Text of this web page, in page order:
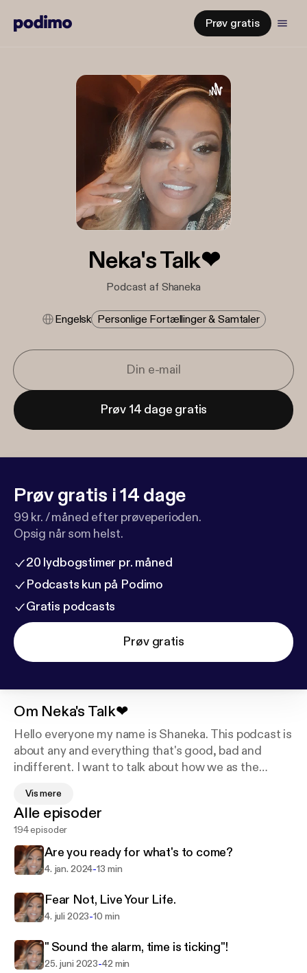
Prøv gratis
Neka's Talk❤
Podcast af Shaneka
Engelsk Personlige Fortællinger & Samtaler
Prøv 14 dage gratis
Prøv gratis i 14 dage
99 kr. / måned efter prøveperioden.
Opsig når som helst.
20 lydbogstimer pr. måned
Podcasts kun på Podimo
Gratis podcasts
Prøv gratis
Om Neka's Talk❤
Hello everyone my name is Shaneka. This podcast is
about any and everything that's good, bad and
indifferent. I want to talk about how we as the
another's voices. Support this podcast:
asters.spotify.com/pod/show/shanekadunnigan/su
pport
Vis mere
Alle episoder
194 episoder
Are you ready for what's to come?
4. jan. 2024-13 min
Fear Not, Live Your Life.
4. juli 2023-10 min
" Sound the alarm, time is ticking"!
25. juni 2023-42 min